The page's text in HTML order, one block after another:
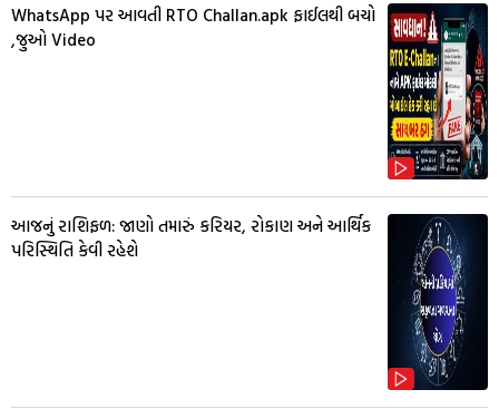
WhatsApp પર આવતી RTO Challan.apk ફાઈલથી બચો
,જુઓ Video
આજનું રાશિફળ: જાણો તમારું કરિયર, રોકાણ અને આર્થિક
પરિસ્થિતિ કેવી રહેશે